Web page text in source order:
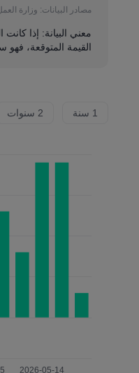
مصادر البيانات: وزارة
معني البيانة: إذا
القيمة المتوقعة، فهو
1 سنة 2 سنوات